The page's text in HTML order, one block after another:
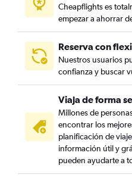
Cheapflights es
empezar a ahorrar
Reserva con
Nuestros usuarios
confianza y buscar
Viaja de forma
Millones de
encontrar los
planificación de
información útil y
pueden ayudarte a